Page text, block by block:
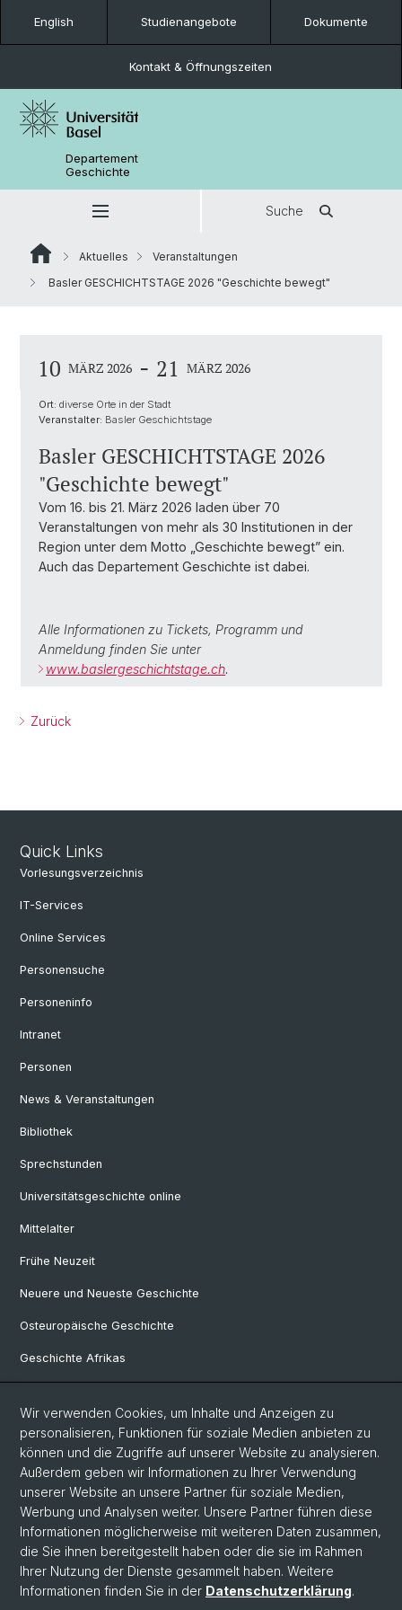
English Studienangebote Dokumente
Kontakt & Öffnungszeiten
Departement
Geschichte
Suche
Aktuelles
Veranstaltungen
Basler GESCHICHTSTAGE 2026 "Geschichte bewegt"
10 MÄRZ 2026 - 21 MÄRZ 2026
Ort: diverse Orte in der Stadt
Veranstalter: Basler Geschichtstage
Basler GESCHICHTSTAGE 2026
"Geschichte bewegt"
Vom 16. bis 21. März 2026 laden über 70
Veranstaltungen von mehr als 30 Institutionen in der
Region unter dem Motto „Geschichte bewegt” ein.
Auch das Departement Geschichte ist dabei.
Alle Informationen zu Tickets, Programm und
Anmeldung finden Sie unter
www.baslergeschichtstage.ch.
Zurück
Quick Links
Vorlesungsverzeichnis
IT-Services
Online Services
Personensuche
Personeninfo
Intranet
Personen
News & Veranstaltungen
Bibliothek
Sprechstunden
Universitätsgeschichte online
Mittelalter
Frühe Neuzeit
Neuere und Neueste Geschichte
Osteuropäische Geschichte
Geschichte Afrikas
Social Media
Linkedin
Bluesky
© Universität Basel
Philosophisch-Historische Fakultät
Wir verwenden Cookies, um Inhalte und Anzeigen zu
personalisieren, Funktionen für soziale Medien anbieten zu
können und die Zugriffe auf unserer Website zu analysieren.
Außerdem geben wir Informationen zu Ihrer Verwendung
unserer Website an unsere Partner für soziale Medien,
Werbung und Analysen weiter. Unsere Partner führen diese
Informationen möglicherweise mit weiteren Daten zusammen,
die Sie ihnen bereitgestellt haben oder die sie im Rahmen
Ihrer Nutzung der Dienste gesammelt haben. Weitere
Informationen finden Sie in der Datenschutzerklärung.